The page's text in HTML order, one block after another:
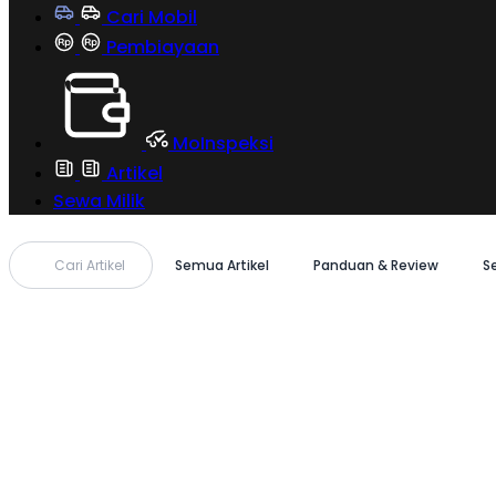
Cari Mobil
Pembiayaan
MoInspeksi
Artikel
Sewa Milik
Cari Artikel Semua Artikel Panduan & Review